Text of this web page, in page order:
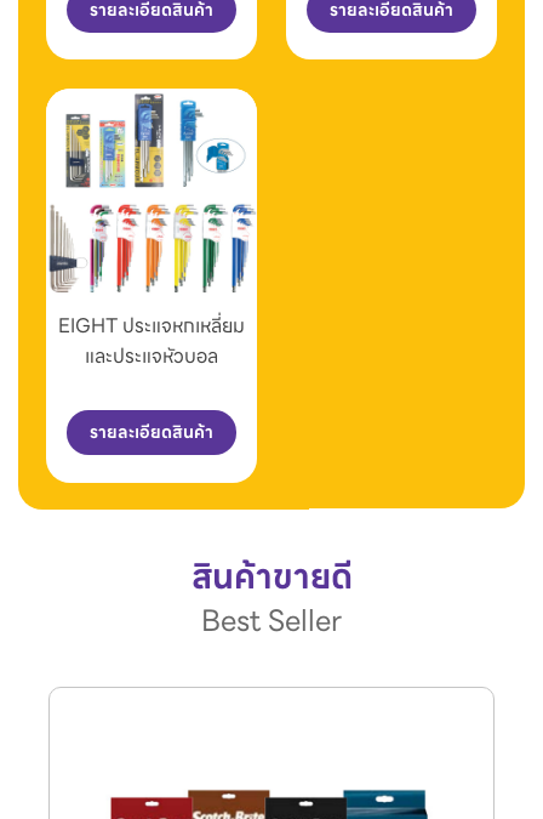
รายละเอียดสินค้า รายละเอียดสินค้า
EIGHT ประแจหกเหลี่ยม
และประแจหัวบอล
รายละเอียดสินค้า
สินค้าขายดี
Best Seller